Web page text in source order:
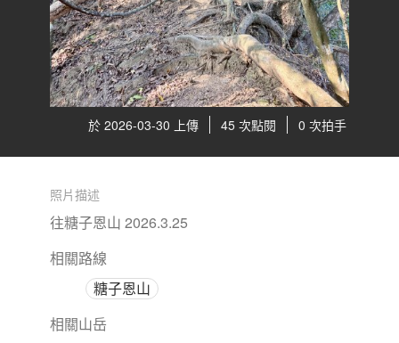
於 2026-03-30 上傳 45 次點閱 0 次拍手
照片描述
往糖子恩山 2026.3.25
相關路線
糖子恩山
相關山岳